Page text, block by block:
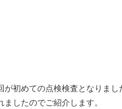
初めての点検検査となりまし
したのでご紹介します。